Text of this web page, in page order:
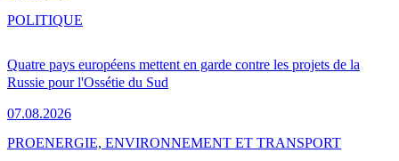
Quatre pays européens mettent en garde contre les projets de la
Russie pour l'Ossétie du Sud
07.08.2026
POLITIQUE
PROENERGIE, ENVIRONNEMENT ET TRANSPORT